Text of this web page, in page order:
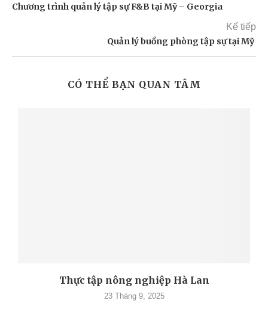
Chương trình quản lý tập sự F&B tại Mỹ – Georgia
Kế tiếp
Quản lý buồng phòng tập sự tại Mỹ
CÓ THỂ BẠN QUAN TÂM
Thực tập nông nghiệp Hà Lan
23 Tháng 9, 2025